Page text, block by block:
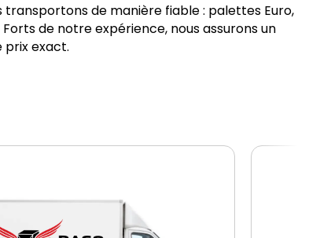
de manière fiable : palettes Euro,
de notre expérience, nous assurons un
exact.